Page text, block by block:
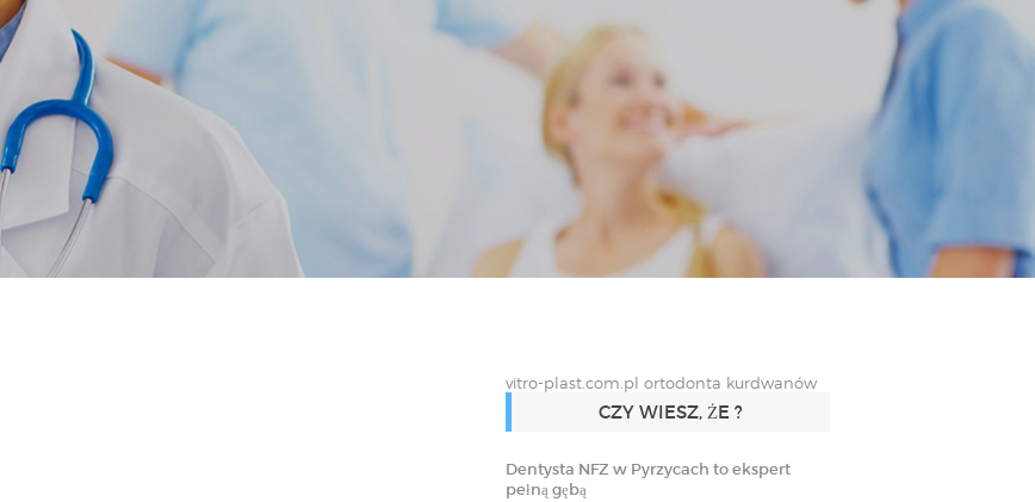
vitro-plast.com.pl ortodonta kurdwanów
CZY WIESZ, ŻE ?
Dentysta NFZ w Pyrzycach to ekspert
pełną gębą